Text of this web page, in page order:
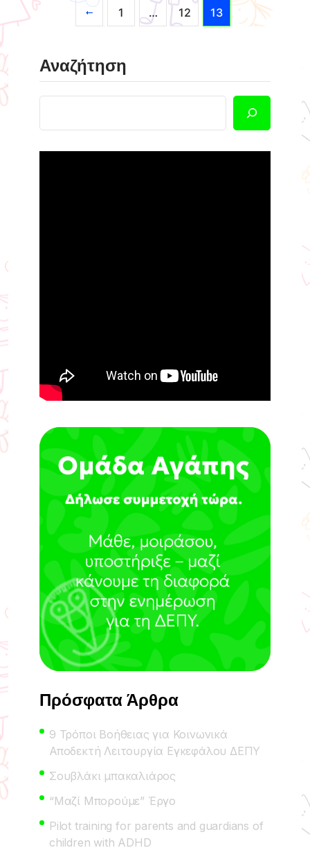
1 … 12 13
Αναζήτηση
Πρόσφατα Άρθρα
9 Τρόποι Βοήθειας για Κοινωνικά
Αποδεκτή Λειτουργία Εγκεφάλου ΔΕΠΥ
Σουβλάκι μπακαλιάρος
“Μαζί Μπορούμε” Έργο
Pilot training for parents and guardians of
children with ADHD